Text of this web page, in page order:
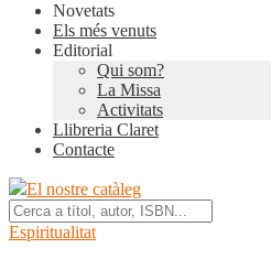
Novetats
Els més venuts
Editorial
Qui som?
La Missa
Activitats
Llibreria Claret
Contacte
El nostre catàleg
Espiritualitat